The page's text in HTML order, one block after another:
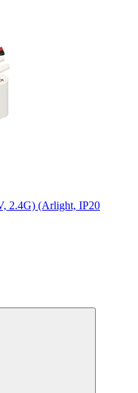
2.4G) (Arlight, IP20